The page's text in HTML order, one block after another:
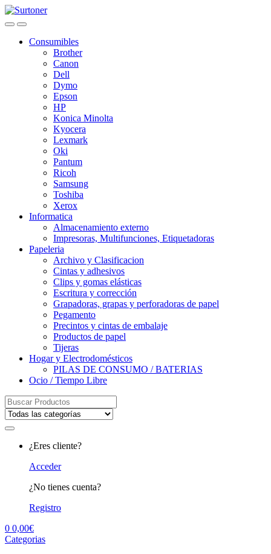
Skip
to
Skip
to
Consumibles
Brother
Canon
Dell
Dymo
Epson
HP
Konica Minolta
Kyocera
Lexmark
Oki
Pantum
Ricoh
Samsung
Toshiba
Xerox
Informatica
Almacenamiento externo
Impresoras, Multifunciones, Etiquetadoras
Papeleria
Archivo y Clasificacion
Cintas y adhesivos
Clips y gomas elásticas
Escritura y corrección
Grapadoras, grapas y perforadoras de papel
Pegamento
Precintos y cintas de embalaje
Productos de papel
Tijeras
Hogar y Electrodomésticos
PILAS DE CONSUMO / BATERIAS
Ocio / Tiempo Libre
Search
for:
¿Eres cliente?
Acceder
¿No tienes cuenta?
Registro
0 0,00€
Categorias